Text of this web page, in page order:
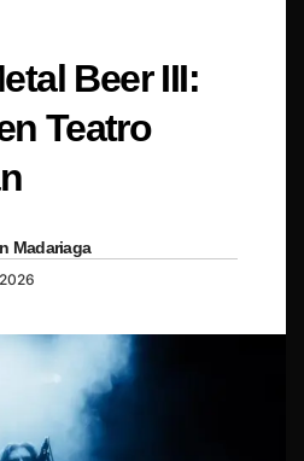
Beer III:
Teatro
Madariaga